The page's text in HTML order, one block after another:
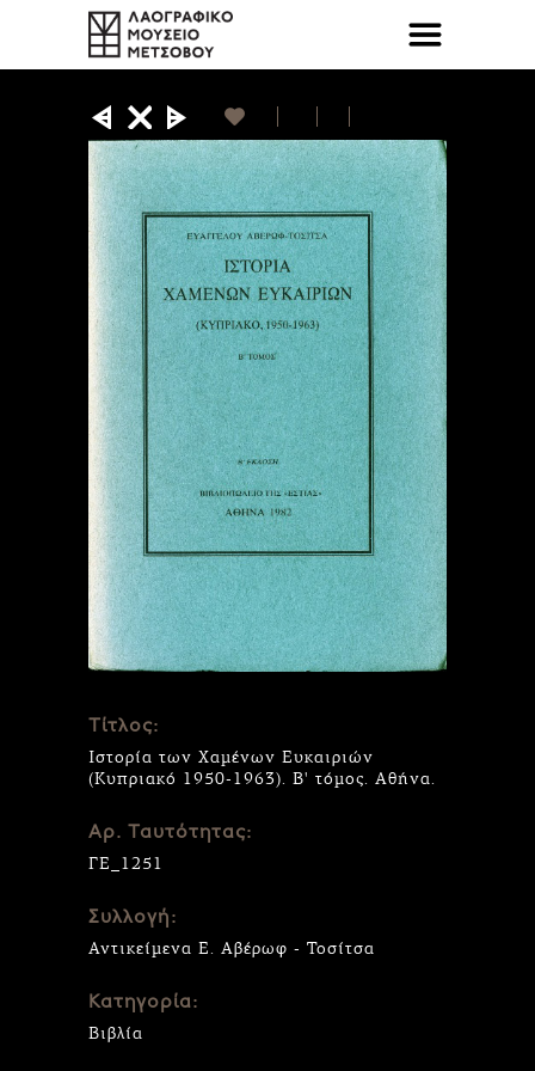
Τίτλος:
Ιστορία των Χαμένων Ευκαιριών
(Κυπριακό 1950-1963). Β' τόμος. Αθήνα.
Αρ. Ταυτότητας:
ΓΕ_1251
Συλλογή:
Αντικείμενα Ε. Αβέρωφ - Τοσίτσα
Κατηγορία:
Βιβλία